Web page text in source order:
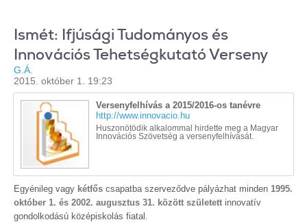
Ismét: Ifjúsági Tudományos és
Innovációs Tehetségkutató Verseny
G.Á.
2015. október 1. 19:23
Versenyfelhívás a 2015/2016-os tanévre
http://www.innovacio.hu
Huszonötödik alkalommal hirdette meg a Magyar
Innovációs Szövetség a versenyfelhívását.
Egyénileg vagy kétfős csapatba szerveződve pályázhat minden 1995.
október 1. és 2002. augusztus 31. között született innovatív
gondolkodású középiskolás fiatal.